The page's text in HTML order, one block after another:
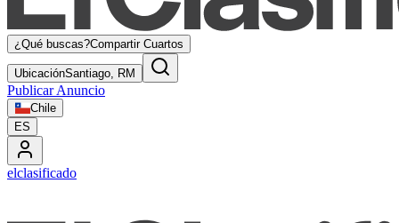
¿Qué buscas?Compartir Cuartos
UbicaciónSantiago, RM
Publicar Anuncio
Chile
ES
elclasificado